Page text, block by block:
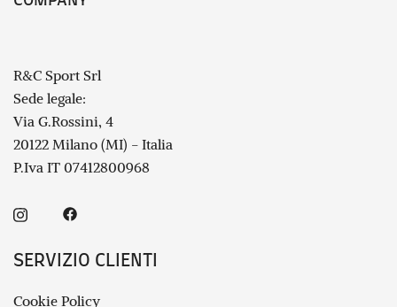
R&C Sport Srl
Sede legale:
Via G.Rossini, 4
20122 Milano (MI) - Italia
P.Iva IT 07412800968
SERVIZIO CLIENTI
Cookie Policy